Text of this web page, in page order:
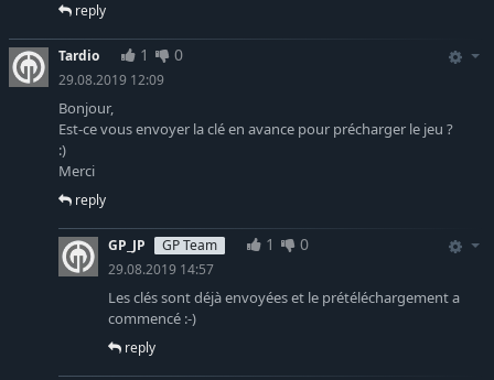
reply
Tardio 1 0
29.08.2019 12:09
Bonjour,
Est-ce vous envoyer la clé en avance pour précharger le jeu ?
:)
Merci
reply
GP_JP GP Team 1 0
29.08.2019 14:57
Les clés sont déjà envoyées et le prétéléchargement a
commencé :-)
reply